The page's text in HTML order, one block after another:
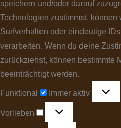
speichern und/oder darauf
Technologien zustimmst, können
Surfverhalten oder eindeutige
verarbeiten. Wenn du deine
zurückziehst, können bestimmte
beeinträchtigt werden.
Funktional Immer aktiv
Vorlieben